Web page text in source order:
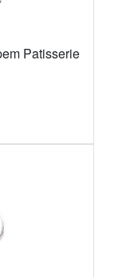
Patisserie